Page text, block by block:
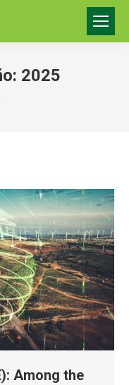
2025
Among the